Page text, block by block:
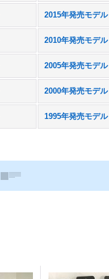
2015年発売モデル
2010年発売モデル
2005年発売モデル
2000年発売モデル
1995年発売モデル